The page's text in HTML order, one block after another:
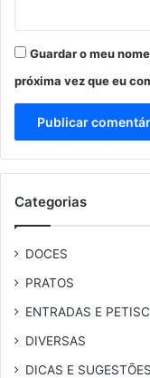
Guardar o meu
próxima vez que eu
Categorias
DOCES
PRATOS
ENTRADAS E
DIVERSAS
DICAS E SUGESTÕES